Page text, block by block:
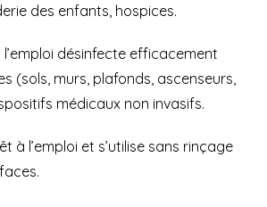
des enfants, hospices.
désinfecte efficacement
(sols, murs, plafonds, ascenseurs,
médicaux non invasifs.
à l’emploi et s’utilise sans rinçage